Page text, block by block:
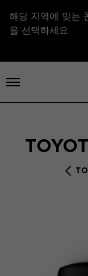
해당 지역에 맞는
을 선택하세요.
메뉴 열기